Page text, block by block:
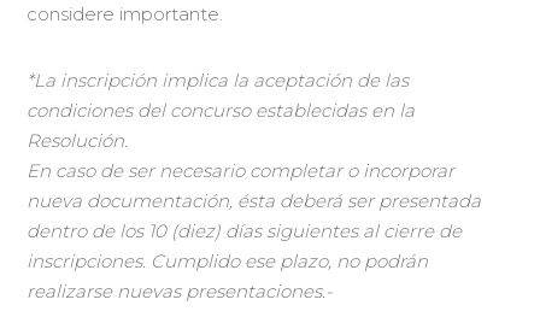
considere importante.
*La inscripción implica la aceptación de las
condiciones del concurso establecidas en la
Resolución.
En caso de ser necesario completar o incorporar
nueva documentación, ésta deberá ser presentada
dentro de los 10 (diez) días siguientes al cierre de
inscripciones. Cumplido ese plazo, no podrán
realizarse nuevas presentaciones.-